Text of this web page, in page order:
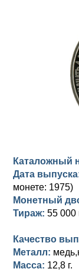
Памятные и
Сибирские
Для
Для Пруссии
Анна
Петр II (1727-
Екатерина I
Петр I (1682-
Для Речи
Каталожный
Дата
монете: 1975)
Монетный
Тираж: 55 000
Качество
Металл:
Масса: 12,8 г.